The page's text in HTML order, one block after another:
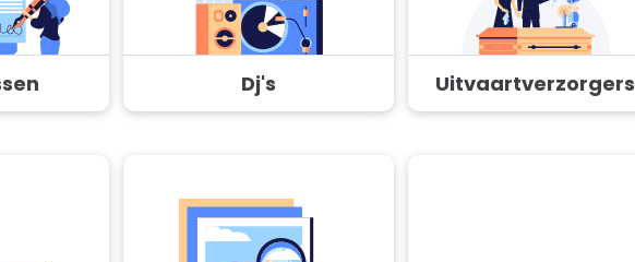
Dj's Uitvaartverzorgers